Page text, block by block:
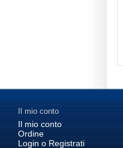
Il mio conto
Il mio conto
Ordine
Login o Registrati